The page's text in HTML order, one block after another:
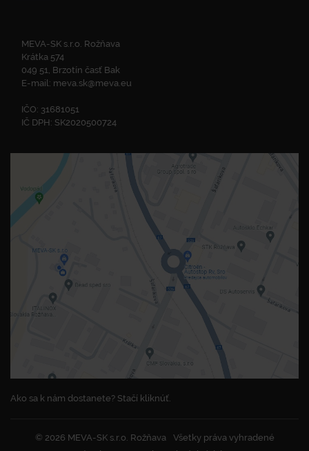
MEVA-SK s.r.o. Rožňava
Krátka 574
049 51, Brzotín časť Bak
E-mail: meva.sk@meva.eu
IČO: 31681051
IČ DPH: SK2020500724
Ako sa k nám dostanete? Stačí kliknúť.
© 2026 MEVA-SK s.r.o. Rožňava
Všetky práva vyhradené